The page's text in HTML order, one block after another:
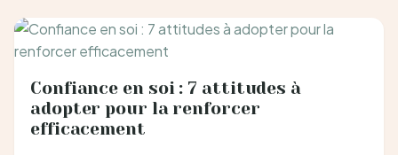
Confiance en soi : 7 attitudes à
adopter pour la renforcer
efficacement